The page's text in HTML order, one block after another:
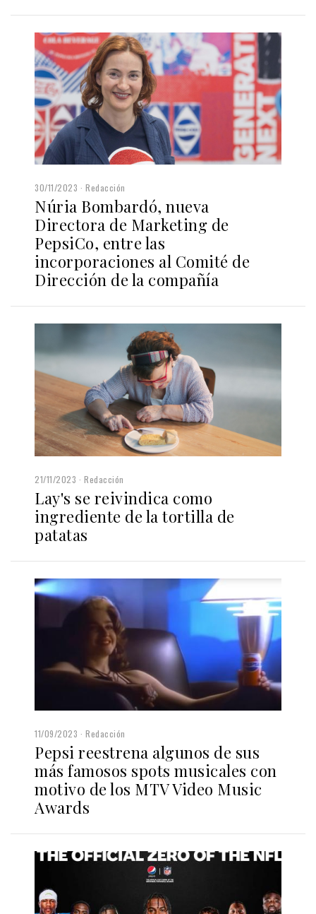
30/11/2023 Redacción
Núria Bombardó, nueva
Directora de Marketing de
PepsiCo, entre las
incorporaciones al Comité de
Dirección de la compañía
21/11/2023 Redacción
Lay's se reivindica como
ingrediente de la tortilla de
patatas
11/09/2023 Redacción
Pepsi reestrena algunos de sus
más famosos spots musicales con
motivo de los MTV Video Music
Awards